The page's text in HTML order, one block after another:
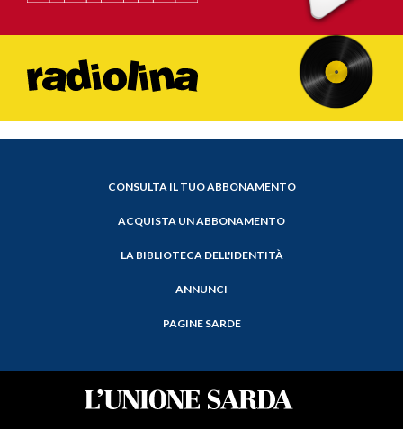
CONSULTA IL TUO ABBONAMENTO
ACQUISTA UN ABBONAMENTO
LA BIBLIOTECA DELL'IDENTITÀ
ANNUNCI
PAGINE SARDE